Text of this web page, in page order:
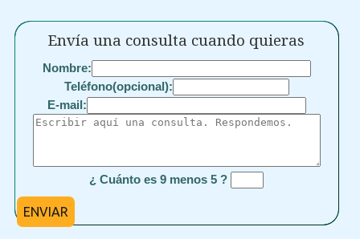
Envía una consulta cuando quieras
Nombre:
Teléfono(opcional):
E-mail:
¿ Cuánto es 9 menos 5 ?
ENVIAR